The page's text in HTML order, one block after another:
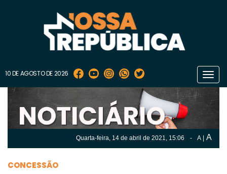
10 DE AGOSTO DE 2026
Quarta-feira, 14 de abril de 2021, 15:06 - A A
CONCESSÃO